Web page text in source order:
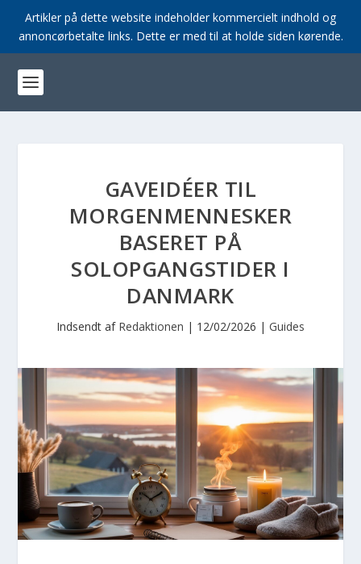
Artikler på dette website indeholder kommercielt indhold og
annoncørbetalte links. Dette er med til at holde siden kørende.
GAVEIDÉER TIL
MORGENMENNESKER
BASERET PÅ
SOLOPGANGSTIDER I
DANMARK
Indsendt af Redaktionen | 12/02/2026 | Guides